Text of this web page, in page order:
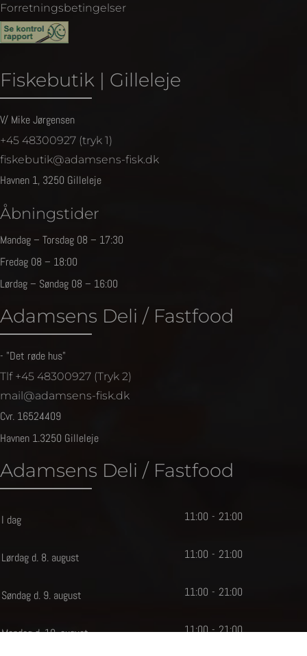
Forretningsbetingelser
Fiskebutik | Gilleleje
V/ Mike Jørgensen
+45 48300927 (tryk 1)
fiskebutik@adamsens-fisk.dk
Havnen 1, 3250 Gilleleje
Åbningstider
Mandag – Torsdag 08 – 17:30
Fredag 08 – 18:00
Lørdag – Søndag 08 – 16:00
Adamsens Deli / Fastfood
- "Det røde hus"
Tlf +45 48300927 (Tryk 2)
mail@adamsens-fisk.dk
Cvr. 16524409
Havnen 1.3250 Gilleleje
Adamsens Deli / Fastfood
I dag 11:00 - 21:00
Lørdag d. 8. august 11:00 - 21:00
Søndag d. 9. august 11:00 - 21:00
Mandag d. 10. august 11:00 - 21:00